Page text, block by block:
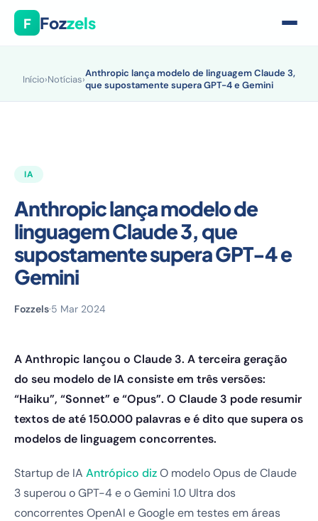
F Fozzels
Início›Notícias›Anthropic lança modelo de linguagem Claude 3,
que supostamente supera GPT-4 e Gemini
IA
Anthropic lança modelo de
linguagem Claude 3, que
supostamente supera GPT-4 e
Gemini
Fozzels·5 Mar 2024
A Anthropic lançou o Claude 3. A terceira geração
do seu modelo de IA consiste em três versões:
“Haiku”, “Sonnet” e “Opus”. O Claude 3 pode resumir
textos de até 150.000 palavras e é dito que supera os
modelos de linguagem concorrentes.
Startup de IA Antrópico dizO modelo Opus de Claude
3 superou o GPT-4 e o Gemini 1.0 Ultra dos
concorrentes OpenAI e Google em testes em áreas